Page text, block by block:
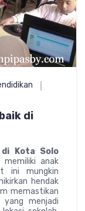
di
di Kota Solo
anak
ini mungkin
hendak
memastikan
menjadi